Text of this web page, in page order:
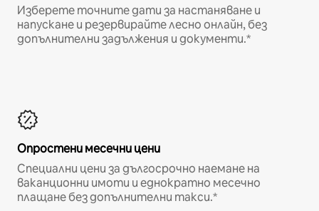
Изберете точните дати за настаняване и
напускане и резервирайте лесно онлайн, без
допълнителни задължения и документи.*
Опростени месечни цени
Специални цени за дългосрочно наемане на
ваканционни имоти и еднократно месечно
плащане без допълнителни такси.*